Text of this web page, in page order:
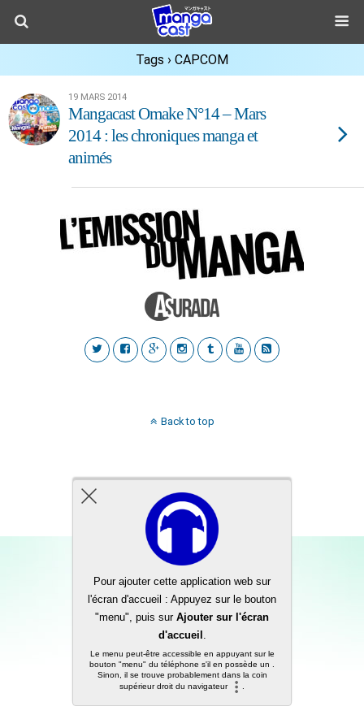
Tags › CAPCOM
19 MARS 2014
Mangacast Omake N°14 – Mars
2014 : les chroniques manga et
animés
Back to top